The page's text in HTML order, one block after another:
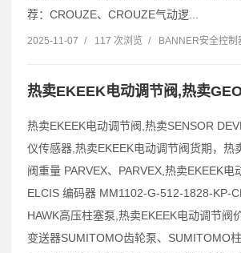
荐：CROUZE、CROUZE气动逻...
2025-11-07 / 117 次浏览 / BANNER安全控制
热卖EKEEK电动调节阀,热卖
热卖EKEEK电动调节阀,热卖SENSOR
仪传感器,热卖EKEEK电动调节阀货期，热
阀重量 PARVEX、PARVEX,热卖EKEEK电
ELCIS 编码器 MM1102-G-512-1828-KP-
HAWK高压柱塞泵,热卖EKEEK电动调节阀
变送器SUMITOMO齿轮泵、SUMITOMO